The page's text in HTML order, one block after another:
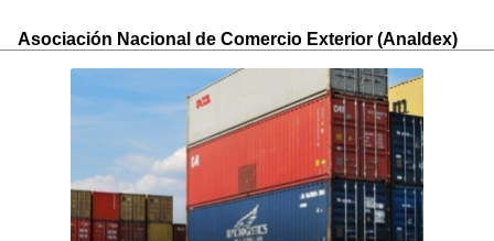
Asociación Nacional de Comercio Exterior (Analdex)